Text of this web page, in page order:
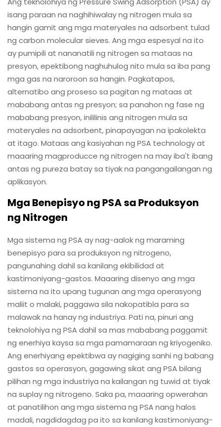
isang paraan na naghihiwalay ng nitrogen mula sa
hangin gamit ang mga materyales na adsorbent tulad
ng carbon molecular sieves. Ang mga espesyal na ito
ay pumipili at nananatili ng nitrogen sa mataas na
presyon, epektibong naghuhulog nito mula sa iba pang
mga gas na naroroon sa hangin. Pagkatapos,
alternatibo ang proseso sa pagitan ng mataas at
mababang antas ng presyon; sa panahon ng fase ng
mababang presyon, inililinis ang nitrogen mula sa
materyales na adsorbent, pinapayagan na ipakolekta
at itago. Mataas ang kasiyahan ng PSA technology at
maaaring magproducce ng nitrogen na may iba't ibang
antas ng pureza batay sa tiyak na pangangailangan ng
aplikasyon.
Mga Benepisyo ng PSA sa Produksyon
ng Nitrogen
Mga sistema ng PSA ay nag-aalok ng maraming
benepisyo para sa produksyon ng nitrogeno,
pangunahing dahil sa kanilang ekibilidad at
kastimoniyang-gastos. Maaaring disenyo ang mga
sistema na ito upang tugunan ang mga operasyong
maliit o malaki, paggawa sila nakopatibla para sa
malawak na hanay ng industriya. Pati na, pinuri ang
teknolohiya ng PSA dahil sa mas mababang paggamit
ng enerhiya kaysa sa mga pamamaraan ng kriyogeniko.
Ang enerhiyang epektibwa ay nagiging sanhi ng babang
gastos sa operasyon, gagawing sikat ang PSA bilang
pilihan ng mga industriya na kailangan ng tuwid at tiyak
na suplay ng nitrogeno. Saka pa, maaaring opwerahan
at panatilihon ang mga sistema ng PSA nang halos
madali, nagdidagdag pa ito sa kanilang kastimoniyang-